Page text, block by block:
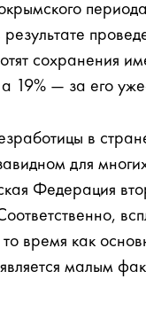
сохранения
а 19% — за его
в
для
Федерация
время как
малым